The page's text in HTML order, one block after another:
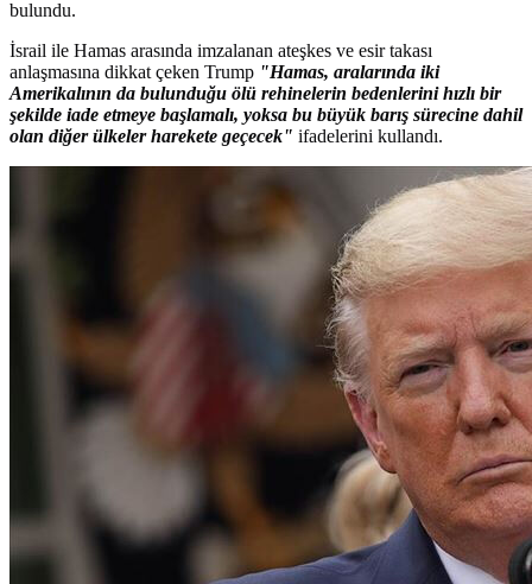
bulundu.
İsrail ile Hamas arasında imzalanan ateşkes ve esir takası
anlaşmasına dikkat çeken Trump "Hamas, aralarında iki
Amerikalının da bulunduğu ölü rehinelerin bedenlerini hızlı bir
şekilde iade etmeye başlamalı, yoksa bu büyük barış sürecine dahil
olan diğer ülkeler harekete geçecek" ifadelerini kullandı.